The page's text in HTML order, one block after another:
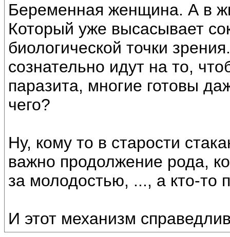
Беременная женщина. А в
Который уже высасывает
биологической точки
сознательно идут на то,
паразита, многие готовы
чего?
Ну, кому то в старости
важно продолжение рода,
за молодостью, ..., а кто-то
И этот механизм